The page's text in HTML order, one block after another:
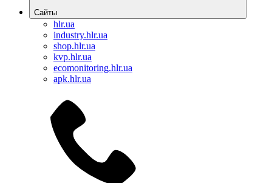
Сайты
hlr.ua
industry.hlr.ua
shop.hlr.ua
kvp.hlr.ua
ecomonitoring.hlr.ua
apk.hlr.ua